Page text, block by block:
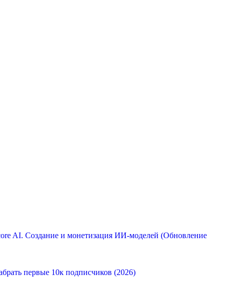
AI. Создание и монетизация ИИ-моделей (Обновление
первые 10к подписчиков (2026)